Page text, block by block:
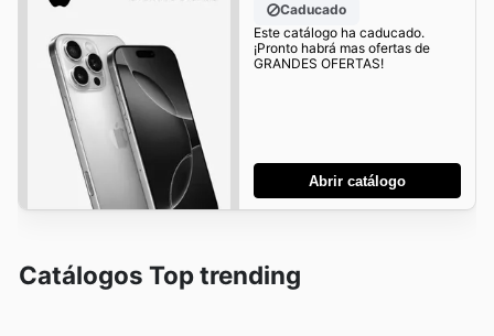
Caducado
Este catálogo ha caducado.
¡Pronto habrá mas ofertas de
GRANDES OFERTAS!
Abrir catálogo
Catálogos Top trending